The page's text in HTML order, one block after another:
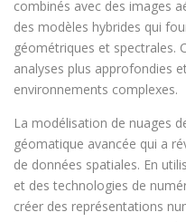
combinés avec des images
des modèles hybrides qui
géométriques et spectrales.
analyses plus approfondies
environnements complexes.
La modélisation de nuages
géomatique avancée qui a
de données spatiales. En
et des technologies de
créer des représentations